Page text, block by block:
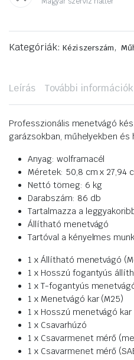
Kategóriák: Kézi szerszám,
Leírás További információk
Professzionális menetvágó
garázsokban, műhelyekben és
Anyag: wolframacél
Méretek: 50,8 cm x 27,94
Nettó tömeg: 6 kg
Darabszám: 86 db
Tartalmazza a
Állítható menetvágó
Tartóval a kényelmes
1 x Állítható menetvágó
1 x Hosszú fogantyús
1 x T-fogantyús
1 x Menetvágó kar (M25)
1 x Hosszú menetvágó kar
1 x Csavarhúzó
1 x Csavarmenet mérő
1 x Csavarmenet mérő